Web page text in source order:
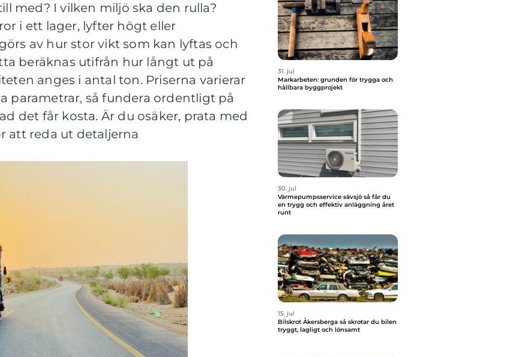
med? I vilken miljö ska den rulla?
i ett lager, lyfter högt eller
av hur stor vikt som kan lyftas och
beräknas utifrån hur långt ut på
anges i antal ton. Priserna varierar
parametrar, så fundera ordentligt på
det får kosta. Är du osäker, prata med
att reda ut detaljerna
31. jul
Markarbeten: grunden för trygga och
hållbara byggprojekt
30. jul
Värmepumpsservice sävsjö så får du
en trygg och effektiv anläggning året
runt
15. jul
Bilskrot Åkersberga så skrotar du bilen
tryggt, lagligt och lönsamt